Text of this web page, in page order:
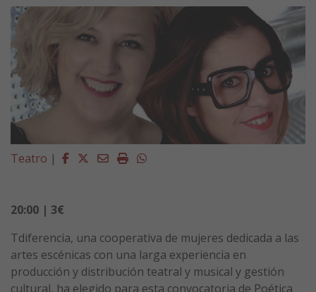
Teatro | Facebook
Twitter
EmailImprimirWhatsapp
20:00 | 3€
Tdiferencia, una cooperativa de mujeres dedicada a las
artes escénicas con una larga experiencia en
producción y distribución teatral y musical y gestión
cultural, ha elegido para esta convocatoria de Poética